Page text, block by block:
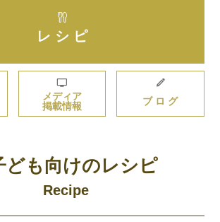
メディア
掲載情報
ブ ロ グ
レ シ ピ
ども向けのレシピ
Recipe